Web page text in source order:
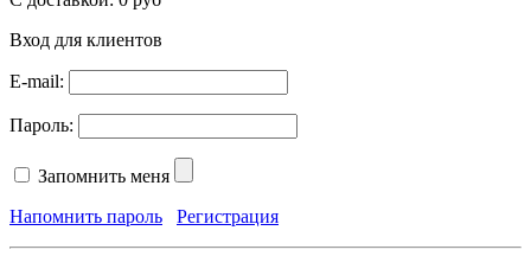
Вход для клиентов
E-mail:
Пароль:
Запомнить меня
Напомнить пароль
Регистрация